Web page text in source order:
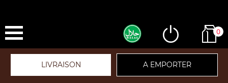
0
LIVRAISON A EMPORTER